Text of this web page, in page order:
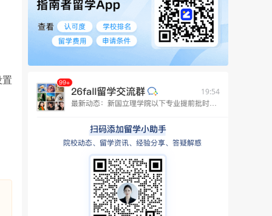
19:54